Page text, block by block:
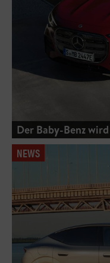
Der Baby-Benz
NEWS